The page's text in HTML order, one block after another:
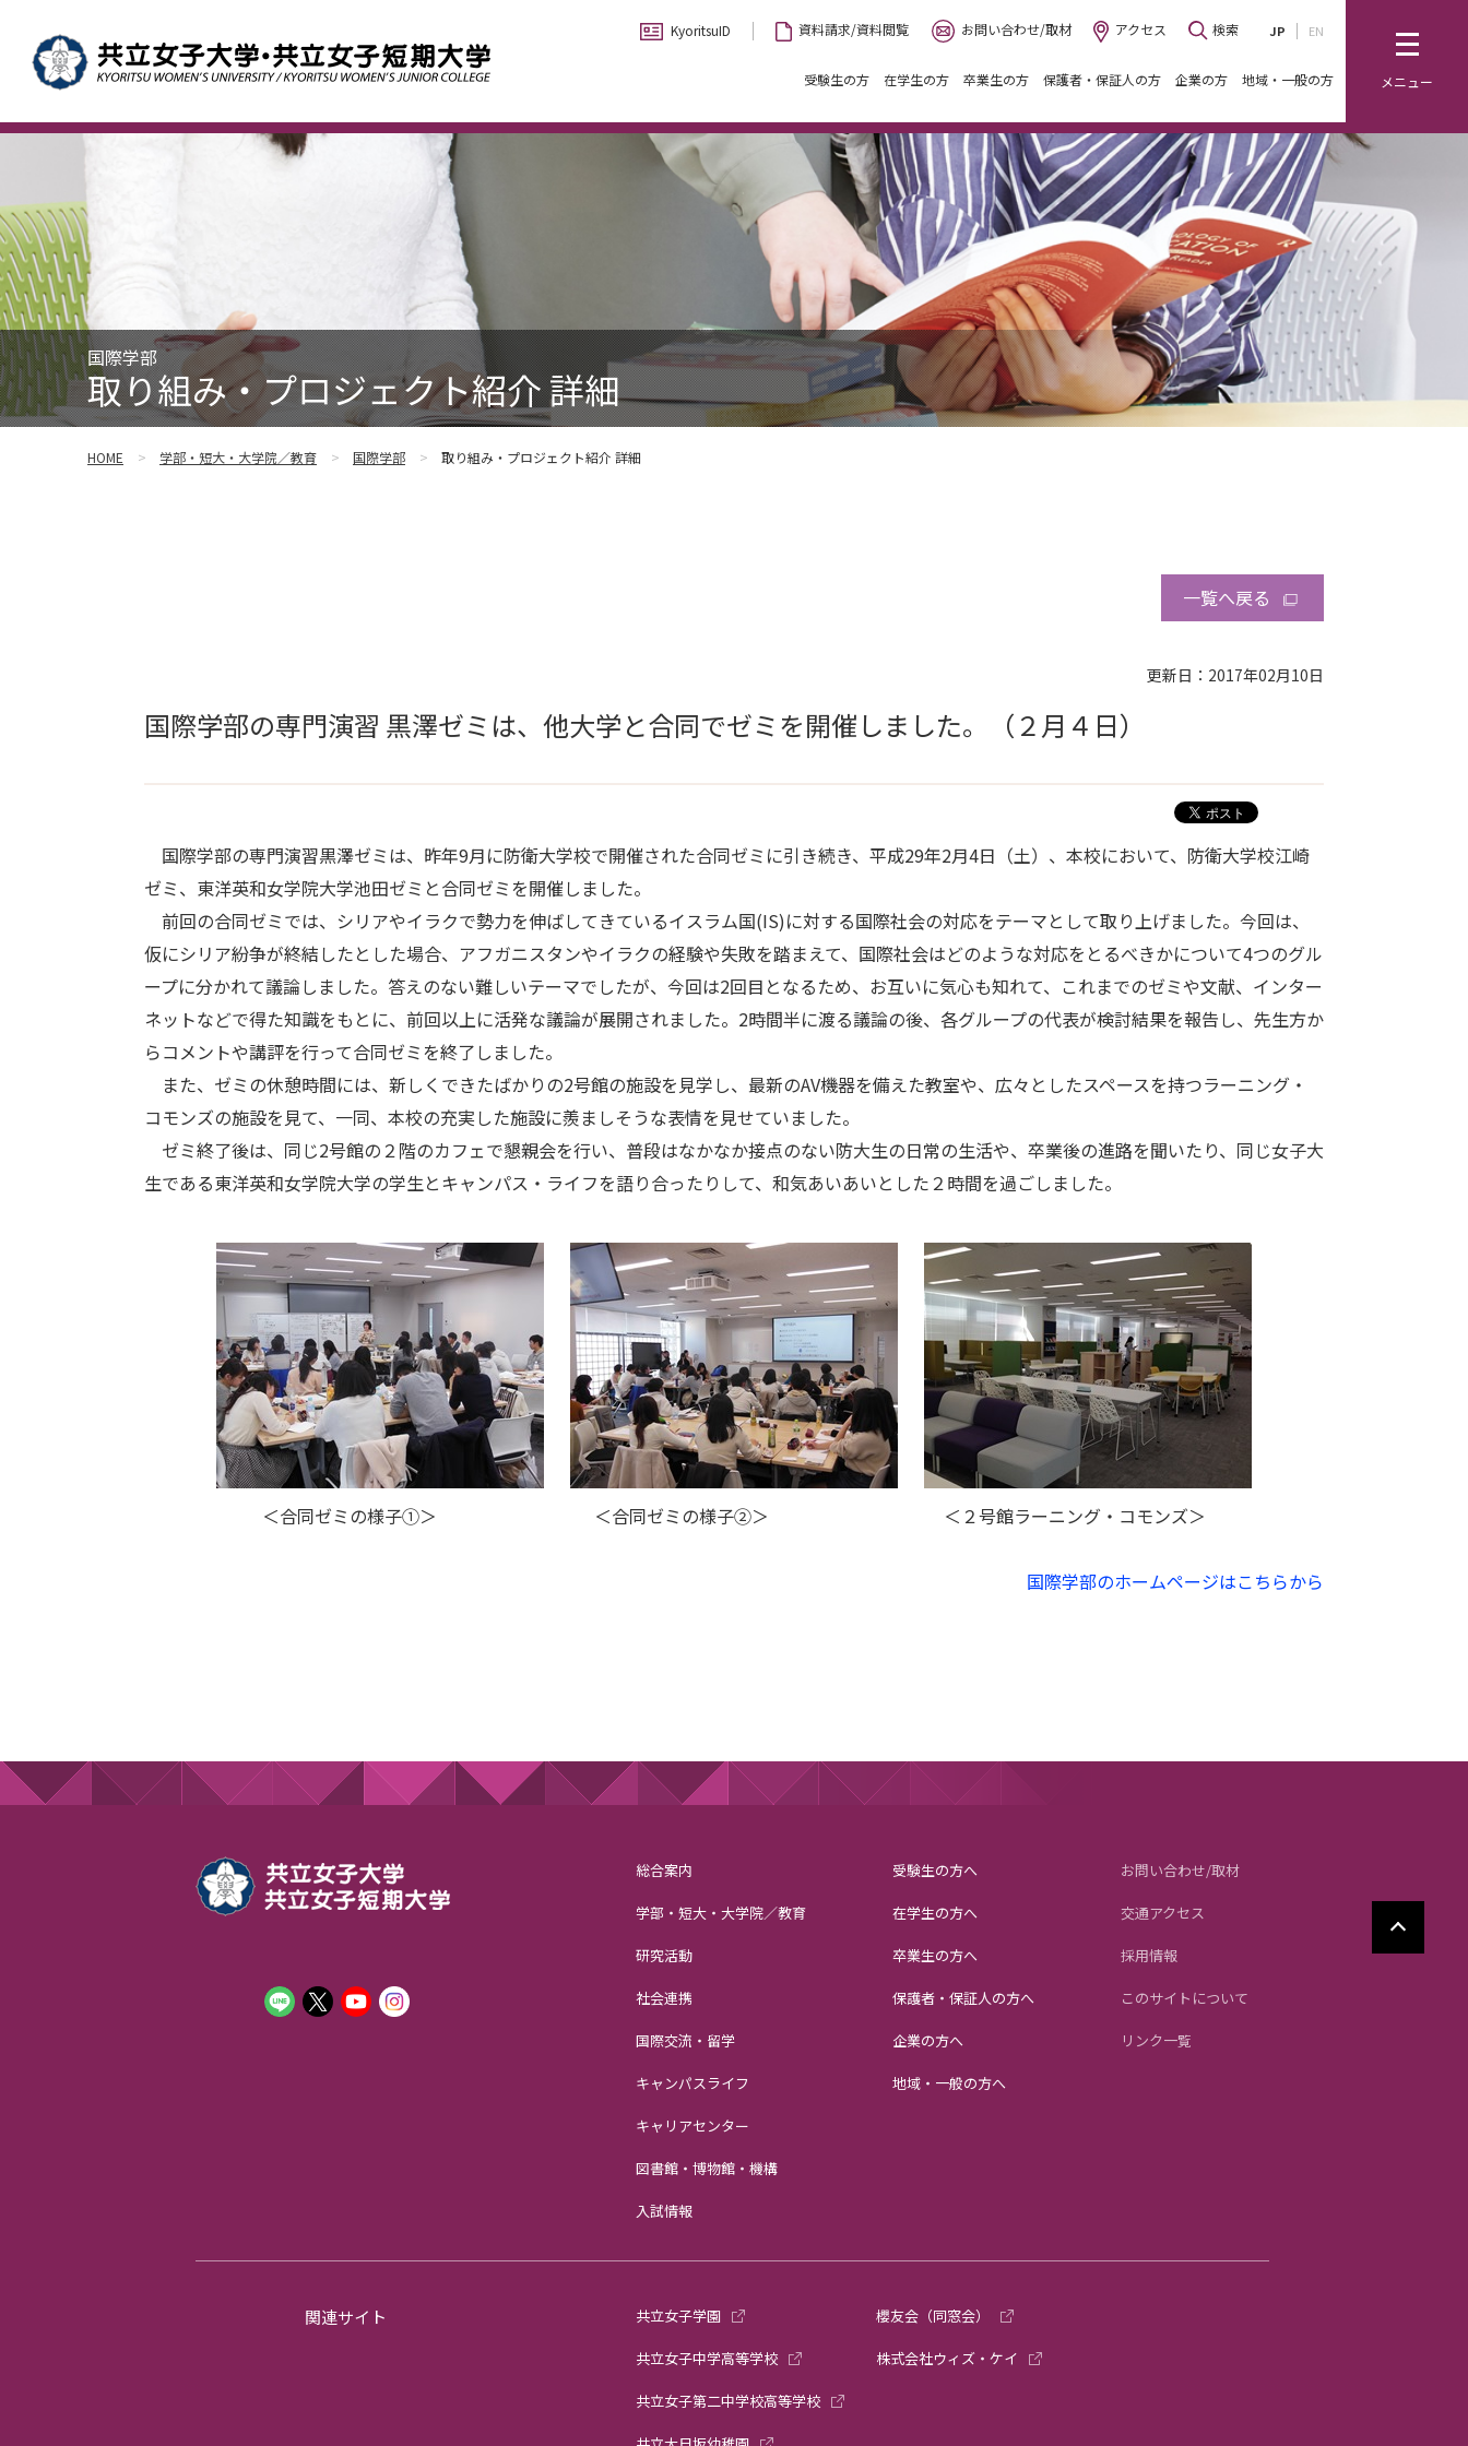
メニュー
検索 JP EN
KyoritsuID 資料請求/資料閲覧 お問い合わせ/取材 アクセス
受験生の方 在学生の方 卒業生の方 保護者・保証人の方 企業の方 地域・一般の方
国際学部
取り組み・プロジェクト紹介 詳細
HOME 学部・短大・大学院／教育 国際学部 取り組み・プロジェクト紹介 詳細
一覧へ戻る
更新日：2017年02月10日
国際学部の専門演習 黒澤ゼミは、他大学と合同でゼミを開催しました。（２月４日）
国際学部の専門演習黒澤ゼミは、昨年9月に防衛大学校で開催された合同ゼミに引き続き、平成29年2月4日（土）、本校において、防衛大学校江崎
ゼミ、東洋英和女学院大学池田ゼミと合同ゼミを開催しました。
前回の合同ゼミでは、シリアやイラクで勢力を伸ばしてきているイスラム国(IS)に対する国際社会の対応をテーマとして取り上げました。今回は、
仮にシリア紛争が終結したとした場合、アフガニスタンやイラクの経験や失敗を踏まえて、国際社会はどのような対応をとるべきかについて4つのグル
ープに分かれて議論しました。答えのない難しいテーマでしたが、今回は2回目となるため、お互いに気心も知れて、これまでのゼミや文献、インター
ネットなどで得た知識をもとに、前回以上に活発な議論が展開されました。2時間半に渡る議論の後、各グループの代表が検討結果を報告し、先生方か
らコメントや講評を行って合同ゼミを終了しました。
また、ゼミの休憩時間には、新しくできたばかりの2号館の施設を見学し、最新のAV機器を備えた教室や、広々としたスペースを持つラーニング・
コモンズの施設を見て、一同、本校の充実した施設に羨ましそうな表情を見せていました。
ゼミ終了後は、同じ2号館の２階のカフェで懇親会を行い、普段はなかなか接点のない防大生の日常の生活や、卒業後の進路を聞いたり、同じ女子大
生である東洋英和女学院大学の学生とキャンパス・ライフを語り合ったりして、和気あいあいとした２時間を過ごしました。
＜合同ゼミの様子①＞ ＜合同ゼミの様子②＞ ＜２号館ラーニング・コモンズ＞
国際学部のホームページはこちらから
総合案内
学部・短大・大学院／教育
研究活動
社会連携
国際交流・留学
キャンパスライフ
キャリアセンター
図書館・博物館・機構
入試情報
受験生の方へ
在学生の方へ
卒業生の方へ
保護者・保証人の方へ
企業の方へ
地域・一般の方へ
お問い合わせ/取材
交通アクセス
採用情報
このサイトについて
リンク一覧
関連サイト 共立女子学園
共立女子中学高等学校
共立女子第二中学校高等学校
櫻友会（同窓会）
株式会社ウィズ・ケイ